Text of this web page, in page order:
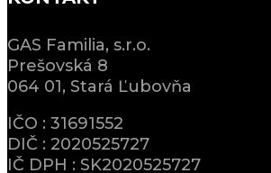
GAS Familia, s.r.o.
Prešovská 8
064 01, Stará Ľubovňa
IČO : 31691552
DIČ : 2020525727
IČ DPH : SK2020525727